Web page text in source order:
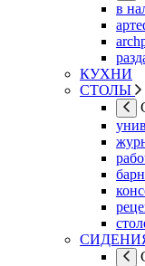
в
КУХНИ
СТОЛЫ